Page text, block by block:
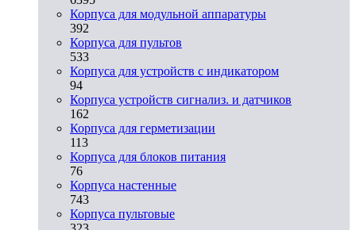
Корпуса для модульной аппаратуры
392
Корпуса для пультов
533
Корпуса для устройств с индикатором
94
Корпуса устройств сигнализ. и датчиков
162
Корпуса для герметизации
113
Корпуса для блоков питания
76
Корпуса настенные
743
Корпуса пультовые